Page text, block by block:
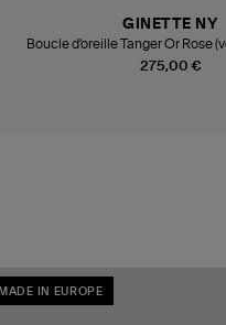
275,00 €
GINETTE NY
Boucle d'oreille Tanger Or Rose
MADE IN EUROPE